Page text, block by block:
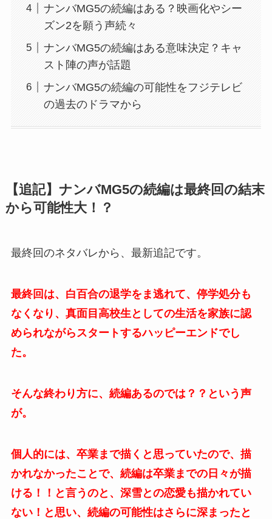
ナンバMG5の続編はある？映画化やシー
ズン2を願う声続々
ナンバMG5の続編はある意味決定？キャ
スト陣の声が話題
ナンバMG5の続編の可能性をフジテレビ
の過去のドラマから
【追記】ナンバMG5の続編は最終回の結末
から可能性大！？
最終回のネタバレから、最新追記です。
最終回は、白百合の退学をま逃れて、停学処分も
なくなり、真面目高校生としての生活を家族に認
められながらスタートするハッピーエンドでし
た。
そんな終わり方に、続編あるのでは？？という声
が。
個人的には、卒業まで描くと思っていたので、描
かれなかったことで、続編は卒業までの日々が描
ける！！と言うのと、深雪との恋愛も描かれてい
ない！と思い、続編の可能性はさらに深まったと